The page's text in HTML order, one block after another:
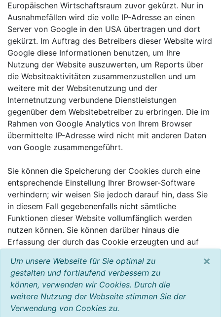
Europäischen Wirtschaftsraum zuvor gekürzt. Nur in
Ausnahmefällen wird die volle IP-Adresse an einen
Server von Google in den USA übertragen und dort
gekürzt. Im Auftrag des Betreibers dieser Website wird
Google diese Informationen benutzen, um Ihre
Nutzung der Website auszuwerten, um Reports über
die Websiteaktivitäten zusammenzustellen und um
weitere mit der Websitenutzung und der
Internetnutzung verbundene Dienstleistungen
gegenüber dem Websitebetreiber zu erbringen. Die im
Rahmen von Google Analytics von Ihrem Browser
übermittelte IP-Adresse wird nicht mit anderen Daten
von Google zusammengeführt.
Sie können die Speicherung der Cookies durch eine
entsprechende Einstellung Ihrer Browser-Software
verhindern; wir weisen Sie jedoch darauf hin, dass Sie
in diesem Fall gegebenenfalls nicht sämtliche
Funktionen dieser Website vollumfänglich werden
nutzen können. Sie können darüber hinaus die
Erfassung der durch das Cookie erzeugten und auf
IP-Adresse) an Google sowie die Verarbeitung dieser
Daten durch Google verhindern, indem sie das unter
dem folgenden Link verfügbare Browser-Plugin
herunterladen und installieren:
http://tools.google.com/dlpage/gaoptout?hl=de.
Um unsere Webseite für Sie optimal zu
gestalten und fortlaufend verbessern zu
können, verwenden wir Cookies. Durch die
weitere Nutzung der Webseite stimmen Sie der
Verwendung von Cookies zu.
×